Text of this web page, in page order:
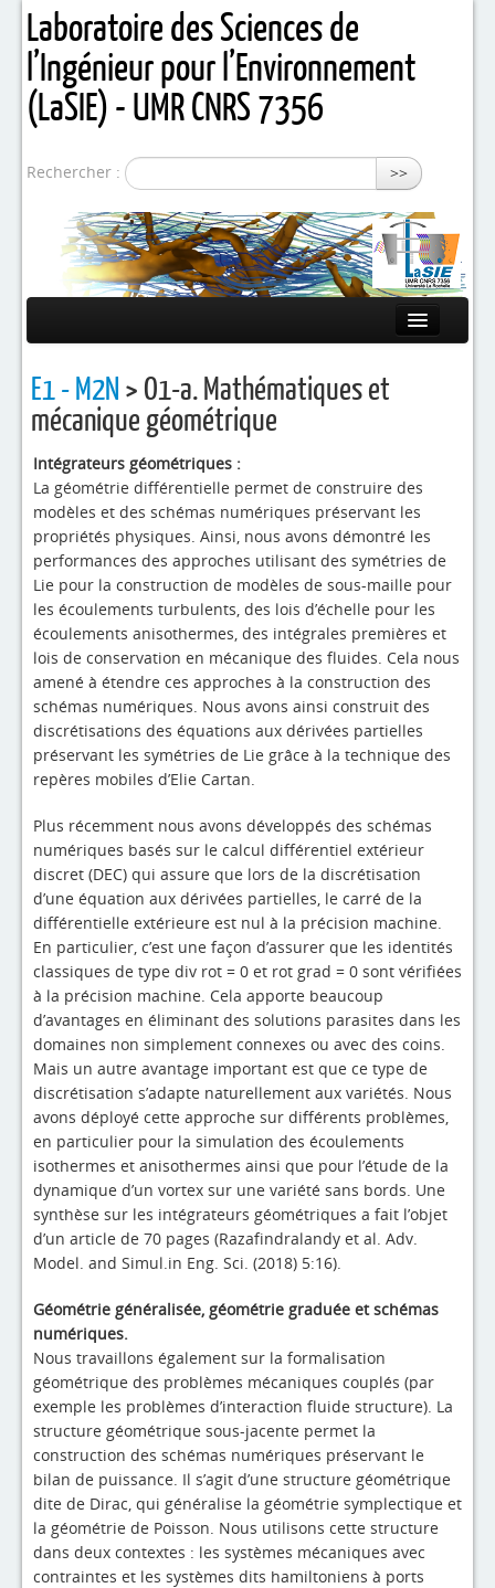
Laboratoire des Sciences de
l’Ingénieur pour l’Environnement
(LaSIE) - UMR CNRS 7356
Rechercher : >>
Equipes de recherche
4evLab
RUPEElab
Expertises
Master - Doctorat
Annuaire
Intranet
Actualités
E1 - M2N > O1-a. Mathématiques et
mécanique géométrique
Intégrateurs géométriques :
La géométrie différentielle permet de construire des
modèles et des schémas numériques préservant les
propriétés physiques. Ainsi, nous avons démontré les
performances des approches utilisant des symétries de
Lie pour la construction de modèles de sous-maille pour
les écoulements turbulents, des lois d’échelle pour les
écoulements anisothermes, des intégrales premières et
lois de conservation en mécanique des fluides. Cela nous
amené à étendre ces approches à la construction des
schémas numériques. Nous avons ainsi construit des
discrétisations des équations aux dérivées partielles
préservant les symétries de Lie grâce à la technique des
repères mobiles d’Elie Cartan.
Plus récemment nous avons développés des schémas
numériques basés sur le calcul différentiel extérieur
discret (DEC) qui assure que lors de la discrétisation
d’une équation aux dérivées partielles, le carré de la
différentielle extérieure est nul à la précision machine.
En particulier, c’est une façon d’assurer que les identités
classiques de type div rot = 0 et rot grad = 0 sont vérifiées
à la précision machine. Cela apporte beaucoup
d’avantages en éliminant des solutions parasites dans les
domaines non simplement connexes ou avec des coins.
Mais un autre avantage important est que ce type de
discrétisation s’adapte naturellement aux variétés. Nous
avons déployé cette approche sur différents problèmes,
en particulier pour la simulation des écoulements
isothermes et anisothermes ainsi que pour l’étude de la
dynamique d’un vortex sur une variété sans bords. Une
synthèse sur les intégrateurs géométriques a fait l’objet
d’un article de 70 pages (Razafindralandy et al. Adv.
Model. and Simul.in Eng. Sci. (2018) 5:16).
Géométrie généralisée, géométrie graduée et schémas
numériques.
Nous travaillons également sur la formalisation
géométrique des problèmes mécaniques couplés (par
exemple les problèmes d’interaction fluide structure). La
structure géométrique sous-jacente permet la
construction des schémas numériques préservant le
bilan de puissance. Il s’agit d’une structure géométrique
dite de Dirac, qui généralise la géométrie symplectique et
la géométrie de Poisson. Nous utilisons cette structure
dans deux contextes : les systèmes mécaniques avec
contraintes et les systèmes dits hamiltoniens à ports